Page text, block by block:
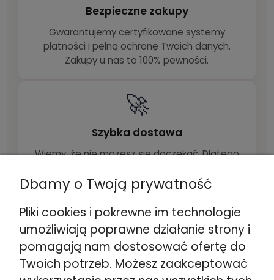
Bezpieczne zakupy
Gwarantujemy certyfikowane systemy
płatności i pełną ochronę Twoich danych.
Zakupy u nas to 100% pewności.
🚀
Szybka dostawa
Wiemy, że nie możesz się doczekać. Dlatego
produkty dotrą bezpiecznie i na czas.
Zobacz łóżka i materace
Dbamy o Twoją prywatność
Pliki cookies i pokrewne im technologie
umożliwiają poprawne działanie strony i
pomagają nam dostosować ofertę do
Twoich potrzeb. Możesz zaakceptować